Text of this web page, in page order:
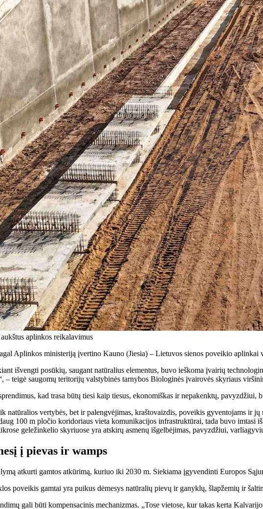
aplinkos reikalavimus
Aplinkos ministeriją įvertino Kauno (Jiesia) – Lietuvos sienos poveikio
išvengti posūkių, saugant natūralius elementus, buvo ieškoma įvairių
– teigė saugomų teritorijų valstybinės tarnybos Biologinės įvairovės skyriaus
kad trasa būtų tiesi kaip tiesus, ekonomiškas ir nepakenktų, pavyzdžiui,
natūralios vertybės, bet ir palengvėjimas, kraštovaizdis, poveikis gyventojams ir
100 m pločio koridoriaus vieta komunikacijos infrastruktūrai, tada buvo imtasi
geležinkelio skyriuose yra atskirų asmenų išgelbėjimas, pavyzdžiui,
į pievas ir wamps
atkurti gamtos atkūrimą, kuriuo iki 2030 m. Siekiama įgyvendinti Europos
poveikis gamtai yra puikus dėmesys natūralių pievų ir ganyklų, šlapžemių ir
gali būti kompensacinis mechanizmas. „Tose vietose, kur takas kerta